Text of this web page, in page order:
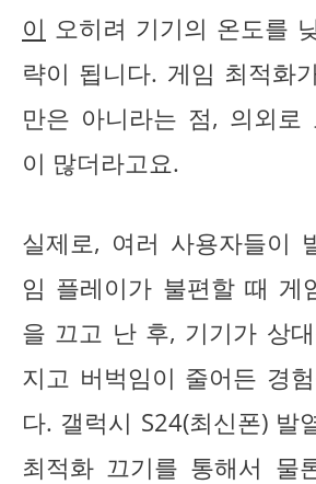
이 오히려 기기의 온도를
략이 됩니다. 게임 최적화
만은 아니라는 점, 의외로
이 많더라고요.
실제로, 여러 사용자들이
임 플레이가 불편할 때 게
을 끄고 난 후, 기기가 상
지고 버벅임이 줄어든 경
다. 갤럭시 S24(최신폰) 발
최적화 끄기를 통해서 물